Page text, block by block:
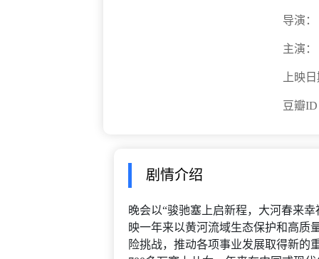
导演：
主演：
上映
豆瓣
剧情介绍
晚会以“骏驰塞上启新程，大河春来
映一年来以黄河流域生态保护和高质
险挑战，推动各项事业发展取得新的